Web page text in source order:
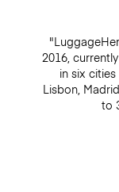
2016,
in six
Lisbon,
to